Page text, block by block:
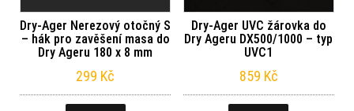
Dry-Ager Nerezový otočný S
– hák pro zavěšení masa do
Dry Ageru 180 x 8 mm
299 Kč
Dry-Ager UVC žárovka do
Dry Ageru DX500/1000 – typ
UVC1
859 Kč